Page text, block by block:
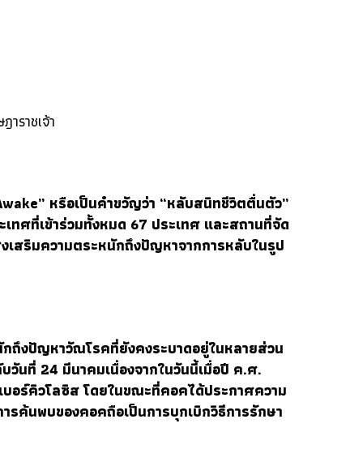
ราชเจ้า
หรือเป็นคำขวัญว่า “หลับสนิทชีวิตตื่นตัว”
ทศที่เข้าร่วมทั้งหมด 67 ประเทศ และสถานที่จัด
สริมความตระหนักถึงปัญหาจากการหลับในรูป
ถึงปัญหาวัณโรคที่ยังคงระบาดอยู่ในหลายส่วน
วันที่ 24 มีนาคมเนื่องจากในวันนี้เมื่อปี ค.ศ.
อร์คิวโลซิสโดยในขณะที่คอคได้ประกาศความ
รค้นพบของคอคถือเป็นการบุกเบิกวิธีการรักษา